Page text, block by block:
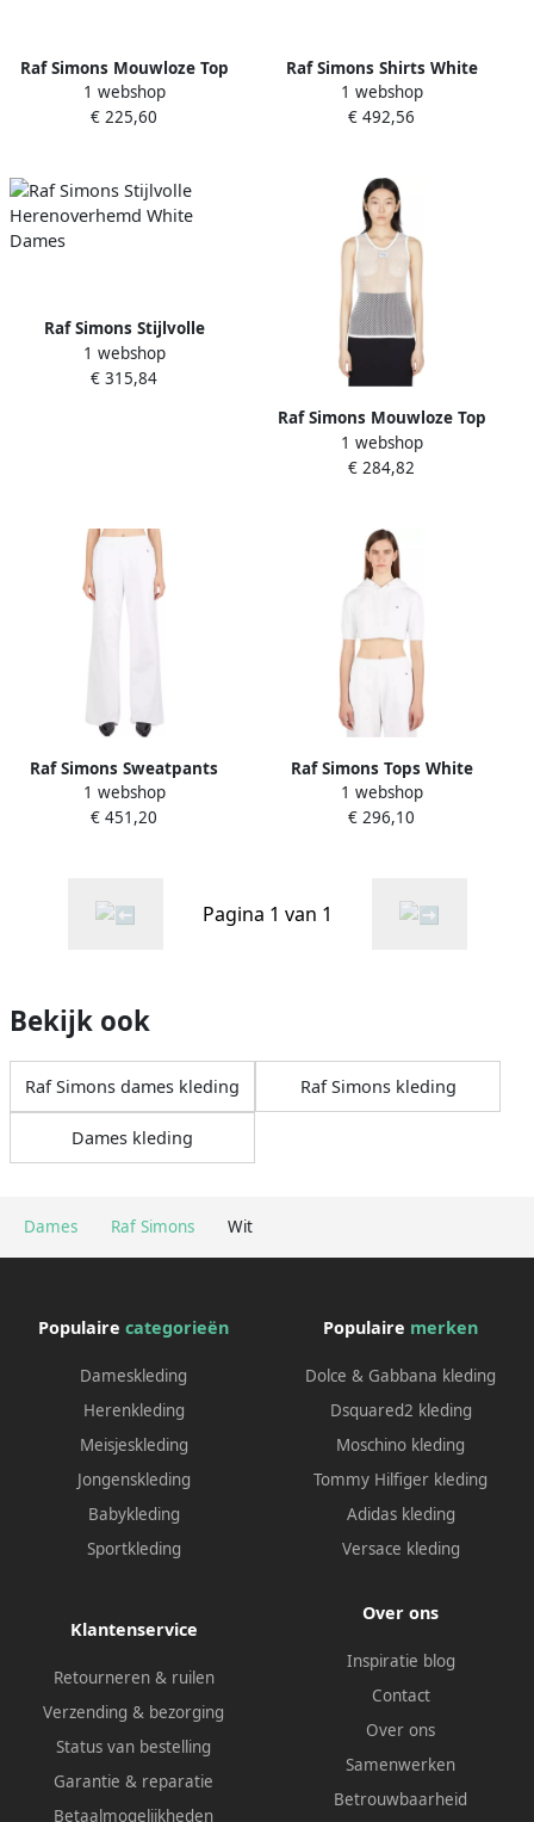
Dames Raf Simons Wit
Raf Simons Mouwloze Top
White Dames
1 webshop
€ 225,60
Raf Simons Shirts White
Dames
1 webshop
€ 492,56
Raf Simons Stijlvolle
Herenoverhemd White
Dames
1 webshop
€ 315,84
Raf Simons Mouwloze Top
White Dames
1 webshop
€ 284,82
Raf Simons Sweatpants
White Dames
1 webshop
€ 451,20
Raf Simons Tops White
Dames
1 webshop
€ 296,10
Pagina 1 van 1
Bekijk ook
Raf Simons dames kleding Raf Simons kleding
Dames kleding
Populaire categorieën
Dameskleding
Herenkleding
Meisjeskleding
Jongenskleding
Babykleding
Sportkleding
Populaire merken
Dolce & Gabbana kleding
Dsquared2 kleding
Moschino kleding
Tommy Hilfiger kleding
Adidas kleding
Versace kleding
Klantenservice
Retourneren & ruilen
Verzending & bezorging
Status van bestelling
Garantie & reparatie
Betaalmogelijkheden
Over ons
Inspiratie blog
Contact
Over ons
Samenwerken
Betrouwbaarheid